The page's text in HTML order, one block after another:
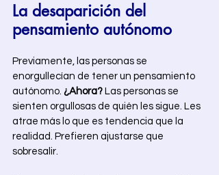
La desaparición del
pensamiento autónomo
Previamente, las personas se
enorgullecían de tener un pensamiento
autónomo. ¿Ahora? Las personas se
sienten orgullosas de quién les sigue. Les
atrae más lo que es tendencia que la
realidad. Prefieren ajustarse que
sobresalir.